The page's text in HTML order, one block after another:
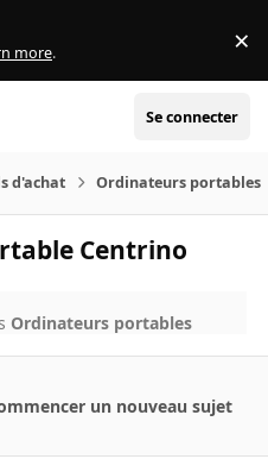
more. ×
Se connecter
d'achat Ordinateurs portables
Centrino
Ordinateurs portables
un nouveau sujet